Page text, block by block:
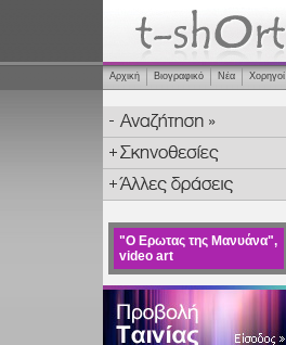
Αρχική Βιογραφικό Νέα Χορηγοί
"Ο Ερωτας της Μανυάνα",
video art